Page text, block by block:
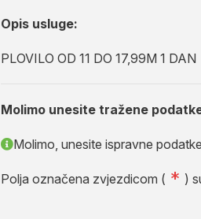
Opis usluge:
PLOVILO OD 11 DO 17,99M 1 DAN
Molimo unesite tražene
Molimo, unesite ispravne
Polja označena zvjezdicom ( )